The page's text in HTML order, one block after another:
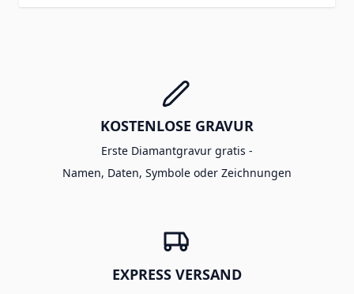
KOSTENLOSE GRAVUR
Erste Diamantgravur gratis -
Namen, Daten, Symbole oder Zeichnungen
EXPRESS VERSAND